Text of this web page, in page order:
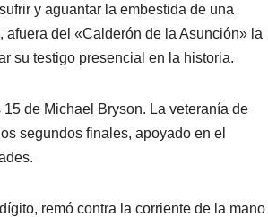
y aguantar la embestida de una
del «Calderón de la Asunción» la
su testigo presencial en la historia.
de Michael Bryson. La veteranía de
segundos finales, apoyado en el
remó contra la corriente de la mano